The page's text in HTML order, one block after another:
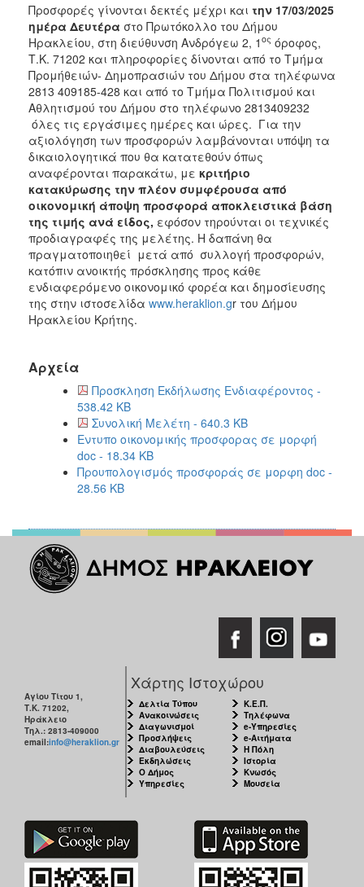
Προσφορές γίνονται δεκτές μέχρι και την 17/03/2025
ημέρα Δευτέρα στο Πρωτόκολλο του Δήμου
Ηρακλείου, στη διεύθυνση Ανδρόγεω 2, 1 ος όροφος,
Τ.Κ. 71202 και πληροφορίες δίνονται από το Τμήμα
Προμήθειών- Δημοπρασιών του Δήμου στα τηλέφωνα
2813 409185-428 και από το Τμήμα Πολιτισμού και
Αθλητισμού του Δήμου στο τηλέφωνο 2813409232
όλες τις εργάσιμες ημέρες και ώρες. Για την
αξιολόγηση των προσφορών λαμβάνονται υπόψη τα
δικαιολογητικά που θα κατατεθούν όπως
αναφέρονται παρακάτω, με κριτήριο
κατακύρωσης την πλέον συμφέρουσα από
οικονομική άποψη προσφορά αποκλειστικά βάση
της τιμής ανά είδος, εφόσον τηρούνται οι τεχνικές
προδιαγραφές της μελέτης. Η δαπάνη θα
πραγματοποιηθεί μετά από συλλογή προσφορών,
κατόπιν ανοικτής πρόσκλησης προς κάθε
ενδιαφερόμενο οικονομικό φορέα και δημοσίευσης
της στην ιστοσελίδα www.heraklion.gr του Δήμου
Ηρακλείου Κρήτης.
Αρχεία
Προσκληση Εκδήλωσης Ενδιαφέροντος -
538.42 KB
Συνολική Μελέτη - 640.3 KB
Εντυπο οικονομικής προσφορας σε μορφή
doc - 18.34 KB
Προυπολογισμός προσφοράς σε μορφη doc -
28.56 KB
Αγίου Τίτου 1,
Τ.Κ. 71202,
Ηράκλειο
Τηλ.: 2813-409000
email:info@heraklion.gr
Χάρτης Ιστοχώρου
Δελτία Τύπου
Ανακοινώσεις
Διαγωνισμοί
Προσλήψεις
Διαβουλεύσεις
Εκδηλώσεις
Ο Δήμος
Υπηρεσίες
Κ.Ε.Π.
Τηλέφωνα
e-Υπηρεσίες
e-Αιτήματα
Η Πόλη
Ιστορία
Κνωσός
Μουσεία